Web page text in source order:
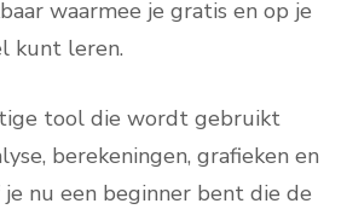
waarmee je gratis en op je
kunt leren.
tool die wordt gebruikt
berekeningen, grafieken en
nu een beginner bent die de